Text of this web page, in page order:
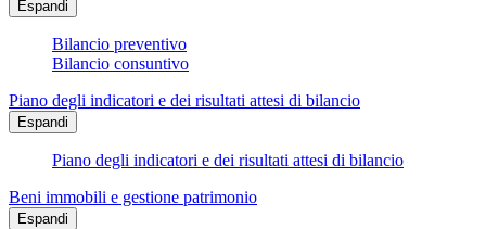
Espandi
Bilancio preventivo
Bilancio consuntivo
Piano degli indicatori e dei risultati attesi di bilancio
Espandi
Piano degli indicatori e dei risultati attesi di bilancio
Beni immobili e gestione patrimonio
Espandi